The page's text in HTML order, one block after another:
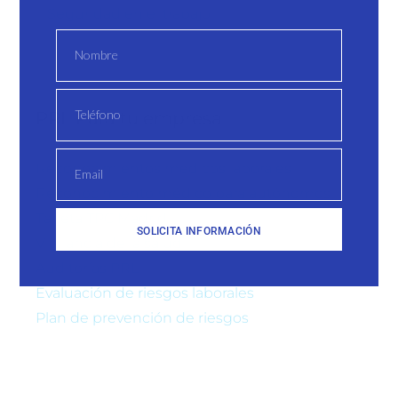
PRL Para tu empresa
Reconocimientos médicos laborales
Evaluación de riesgos laborales
Plan de prevención de riesgos
SOLICITA INFORMACIÓN